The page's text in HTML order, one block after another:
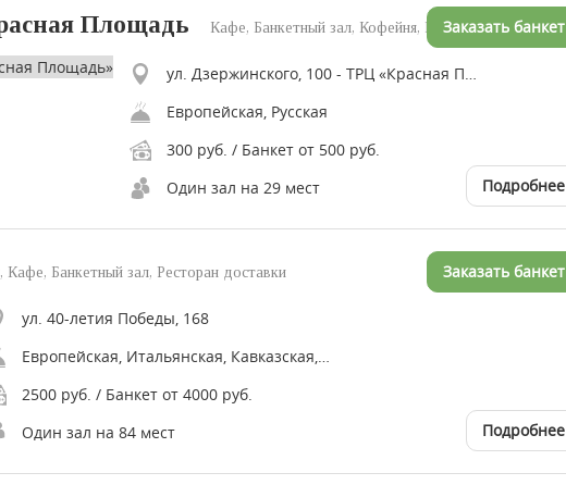
Площадь Кафе, Банкетный зал, Кофейня, Ресторан доставки
Европейская, Русская
300 руб. / Банкет от 500 руб.
Один зал на 29 мест
Подробнее
Заказать банкет
Кафе, Банкетный зал, Ресторан доставки
ул. 40-летия Победы, 168
2500 руб. / Банкет от 4000 руб.
Один зал на 84 мест
Подробнее
Заказать банкет